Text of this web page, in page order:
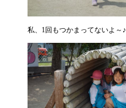
私、1回もつかまってないよ～♪